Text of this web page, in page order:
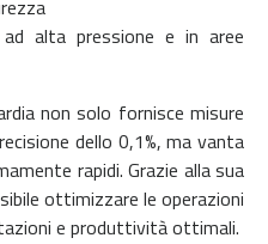
alta pressione e in aree
non solo fornisce misure
dello 0,1%, ma vanta
rapidi. Grazie alla sua
ottimizzare le operazioni
e produttività ottimali.